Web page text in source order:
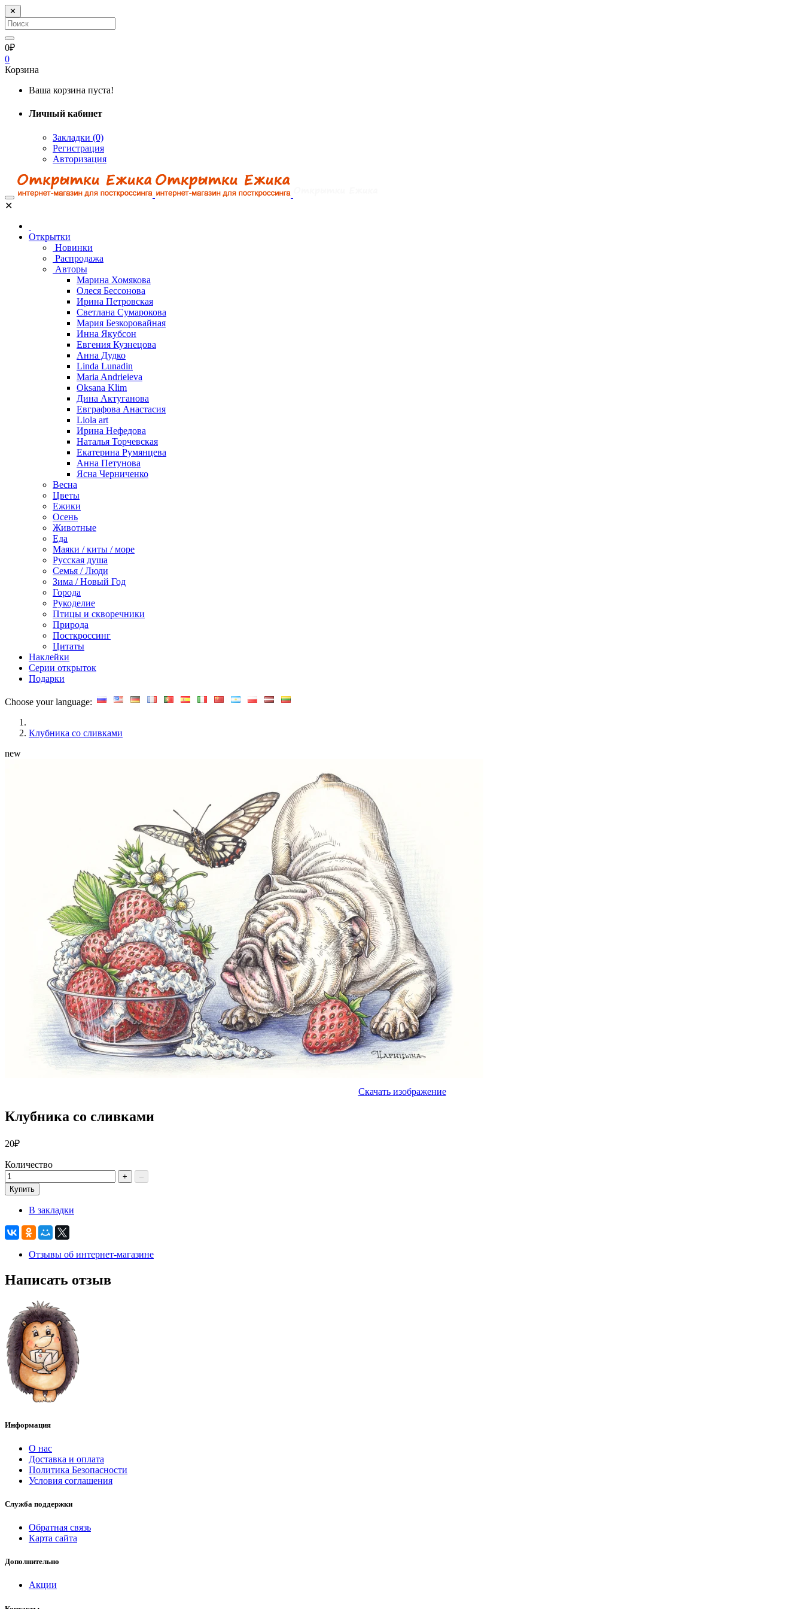
✕
0₽
0
Корзина
Ваша корзина пуста!
Личный кабинет
Закладки (0)
Регистрация
Авторизация
✕
Открытки
Новинки
Распродажа
Авторы
Марина Хомякова
Олеся Бессонова
Ирина Петровская
Светлана Сумарокова
Мария Безкоровайная
Инна Якубсон
Евгения Кузнецова
Анна Дудко
Linda Lunadin
Maria Andrieieva
Oksana Klim
Дина Актуганова
Евграфова Анастасия
Liola art
Ирина Нефедова
Наталья Торчевская
Екатерина Румянцева
Анна Петунова
Ясна Черниченко
Весна
Цветы
Ежики
Осень
Животные
Еда
Маяки / киты / море
Русская душа
Семья / Люди
Зима / Новый Год
Города
Рукоделие
Птицы и скворечники
Природа
Посткроссинг
Цитаты
Наклейки
Серии открыток
Подарки
Choose your language:
Клубника со сливками
new
Скачать изображение
Клубника со сливками
20₽
Количество
+
–
Купить
В закладки
Отзывы об интернет-магазине
Написать отзыв
Информация
О нас
Доставка и оплата
Политика Безопасности
Условия соглашения
Служба поддержки
Обратная связь
Карта сайта
Дополнительно
Акции